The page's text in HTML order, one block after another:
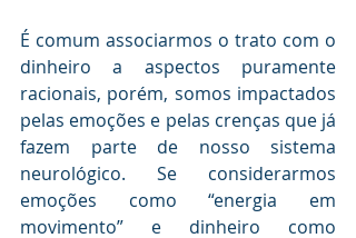
É comum associarmos o trato com o
dinheiro a aspectos puramente
racionais, porém, somos impactados
pelas emoções e pelas crenças que já
fazem parte de nosso sistema
neurológico. Se considerarmos
emoções como “energia em
movimento” e dinheiro como